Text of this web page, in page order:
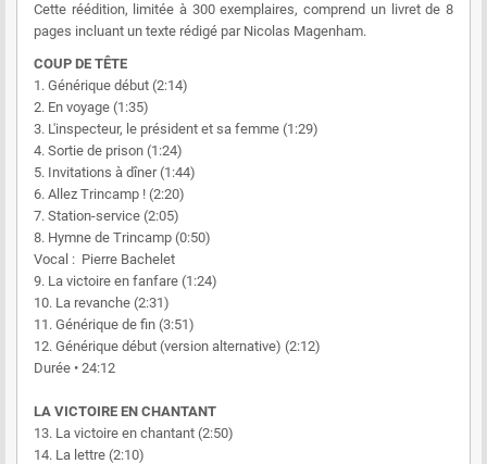
Cette réédition, limitée à 300 exemplaires, comprend un livret de 8
pages incluant un texte rédigé par Nicolas Magenham.
COUP DE TÊTE
1. Générique début (2:14)
2. En voyage (1:35)
3. L'inspecteur, le président et sa femme (1:29)
4. Sortie de prison (1:24)
5. Invitations à dîner (1:44)
6. Allez Trincamp ! (2:20)
7. Station-service (2:05)
8. Hymne de Trincamp (0:50)
Vocal : Pierre Bachelet
9. La victoire en fanfare (1:24)
10. La revanche (2:31)
11. Générique de fin (3:51)
12. Générique début (version alternative) (2:12)
Durée • 24:12
LA VICTOIRE EN CHANTANT
13. La victoire en chantant (2:50)
14. La lettre (2:10)